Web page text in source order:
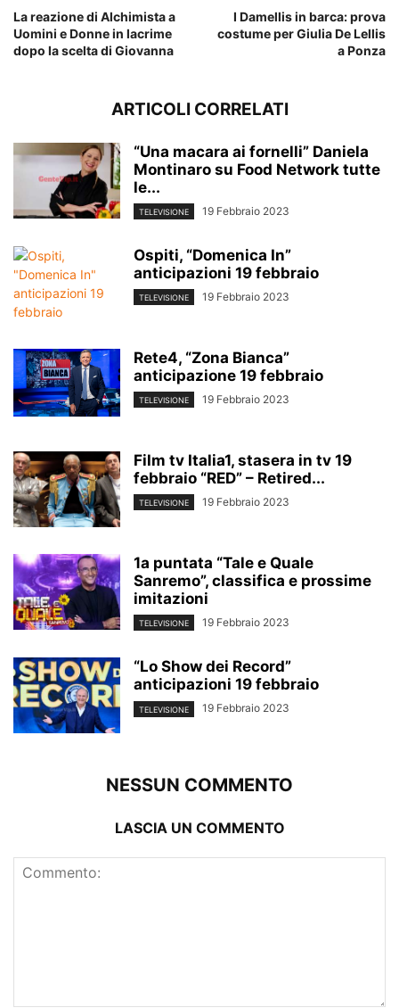
La reazione di Alchimista a
Uomini e Donne in lacrime
dopo la scelta di Giovanna
I Damellis in barca: prova
costume per Giulia De Lellis
a Ponza
ARTICOLI CORRELATI
“Una macara ai fornelli” Daniela
Montinaro su Food Network tutte
le...
TELEVISIONE 19 Febbraio 2023
Ospiti, “Domenica In”
anticipazioni 19 febbraio
TELEVISIONE 19 Febbraio 2023
Rete4, “Zona Bianca”
anticipazione 19 febbraio
TELEVISIONE 19 Febbraio 2023
Film tv Italia1, stasera in tv 19
febbraio “RED” – Retired...
TELEVISIONE 19 Febbraio 2023
1a puntata “Tale e Quale
Sanremo”, classifica e prossime
imitazioni
TELEVISIONE 19 Febbraio 2023
“Lo Show dei Record”
anticipazioni 19 febbraio
TELEVISIONE 19 Febbraio 2023
NESSUN COMMENTO
LASCIA UN COMMENTO